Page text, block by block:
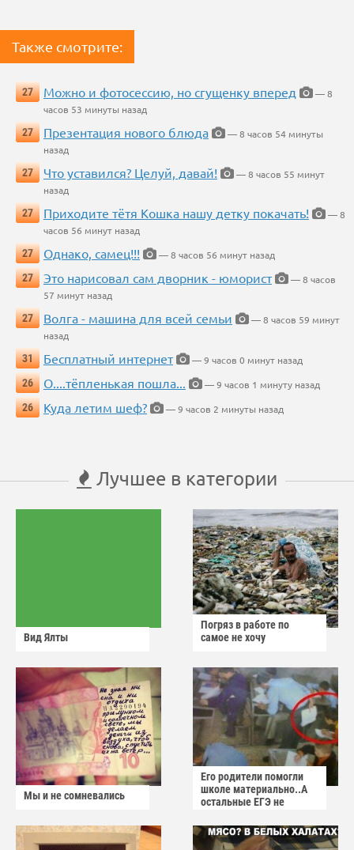
Также смотрите:
27 Можно и фотосессию, но сгущенку вперед
— 8
часов 53 минуты назад
27
Презентация нового блюда
— 8 часов 54 минуты
назад
27
Что уставился? Целуй, давай!
— 8 часов 55 минут
назад
27
Приходите тётя Кошка нашу детку покачать!
— 8
часов 56 минут назад
27
Однако, самец!!!
— 8 часов 56 минут назад
27
Это нарисовал сам дворник - юморист
— 8 часов
57 минут назад
27
Волга - машина для всей семьи
— 8 часов 59 минут
назад
31
Бесплатный интернет
— 9 часов 0 минут назад
26
О....тёпленькая пошла...
— 9 часов 1 минуту назад
26
Куда летим шеф? — 9 часов 2 минуты назад
Лучшее в категории
Вид Ялты
Погряз в работе по
самое не хочу
Мы и не сомневались
Его родители помогли
школе материально..А
остальные ЕГЭ не